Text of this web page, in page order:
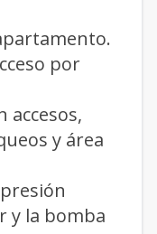
por
accesos,
y área
y la bomba